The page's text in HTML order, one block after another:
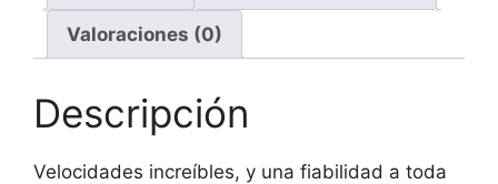
TLC
cantidad
Valoraciones (0)
Descripción
Velocidades increíbles, y una fiabilidad a toda